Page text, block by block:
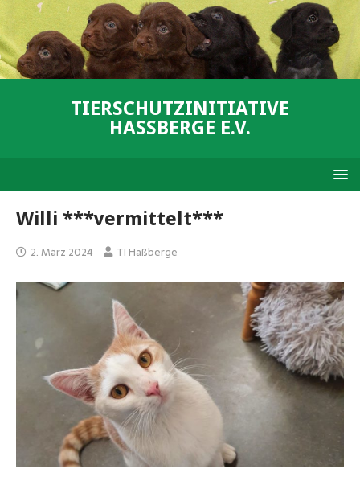
TIERSCHUTZINITIATIVE
HASSBERGE E.V.
Willi ***vermittelt***
2. März 2024 TI Haßberge